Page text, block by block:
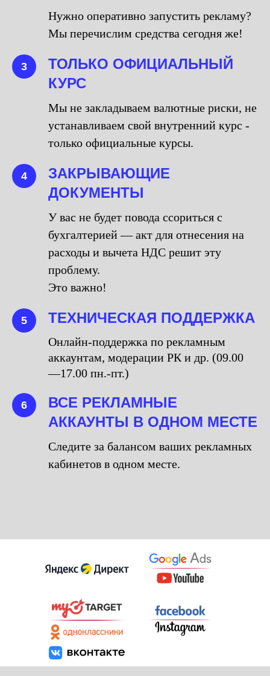
Нужно оперативно запустить рекламу?
Мы перечислим средства сегодня же!
3
ТОЛЬКО ОФИЦИАЛЬНЫЙ
КУРС
Мы не закладываем валютные риски, не
устанавливаем свой внутренний курс -
только официальные курсы.
4
ЗАКРЫВАЮЩИЕ
ДОКУМЕНТЫ
У вас не будет повода ссориться с
бухгалтерией — акт для отнесения на
расходы и вычета НДС решит эту
проблему.
Это важно!
5 ТЕХНИЧЕСКАЯ ПОДДЕРЖКА
Онлайн-поддержка по рекламным
аккаунтам, модерации РК и др. (09.00
—17.00 пн.-пт.)
6
ВСЕ РЕКЛАМНЫЕ
АККАУНТЫ В ОДНОМ МЕСТЕ
Следите за балансом ваших рекламных
кабинетов в одном месте.